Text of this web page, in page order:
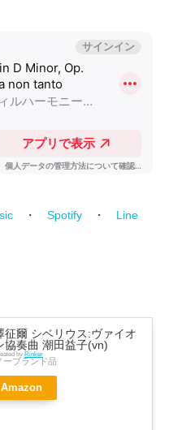
・ Spotify ・ Line
征爾 シベリウス:ヴァイオ
協奏曲 潮田益子(vn)
by Rinker
ーブランド品
Amazon